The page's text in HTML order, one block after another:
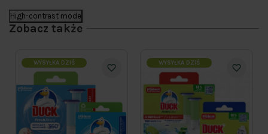
High-contrast mode
Zobacz także
WYSYŁKA DZIŚ WYSYŁKA DZIŚ